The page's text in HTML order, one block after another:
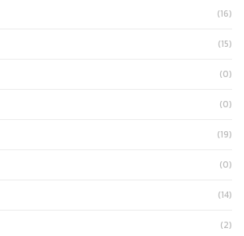
(16)
(15)
(0)
(0)
(19)
(0)
(14)
(2)